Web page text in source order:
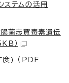
ステムの活用
菌志賀毒素遺伝
）
度) （PDF